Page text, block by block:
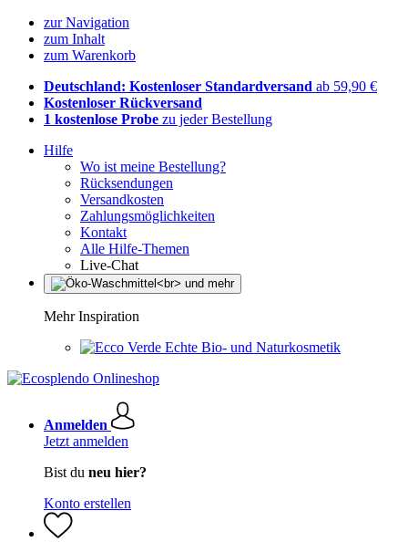
zur Navigation
zum Inhalt
zum Warenkorb
Deutschland: Kostenloser Standardversand ab 59,90 €
Kostenloser Rückversand
1 kostenlose Probe zu jeder Bestellung
Hilfe
Wo ist meine Bestellung?
Rücksendungen
Versandkosten
Zahlungsmöglichkeiten
Kontakt
Alle Hilfe-Themen
Live-Chat
Mehr Inspiration
Echte Bio- und Naturkosmetik
Anmelden
Jetzt anmelden
Bist du neu hier?
Konto erstellen